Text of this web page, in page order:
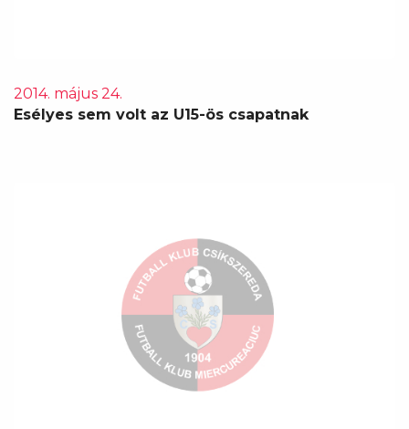
2014. május 24.
Esélyes sem volt az U15-ös csapatnak